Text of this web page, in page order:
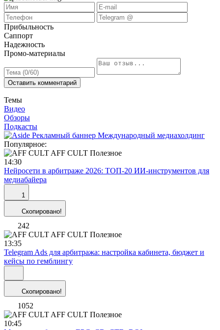
Прибыльность
Саппорт
Надежность
Промо-материалы
Оставить комментарий
Темы
Видео
Обзоры
Подкасты
Популярное:
AFF CULT Полезное
14:30
Нейросети в арбитраже 2026: ТОП-20 ИИ-инструментов для
медиабайера
1
Скопировано!
242
AFF CULT Полезное
13:35
Telegram Ads для арбитража: настройка кабинета, бюджет и
кейсы по гемблингу
Скопировано!
1052
AFF CULT Полезное
10:45